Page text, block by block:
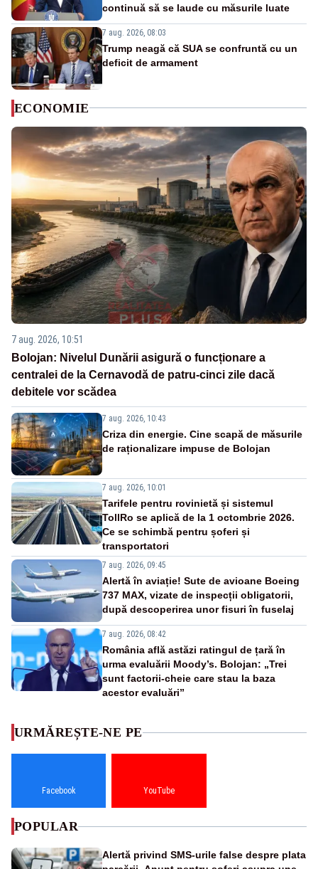
continuă să se laude cu măsurile luate
7 aug. 2026, 08:03
Trump neagă că SUA se confruntă cu un
deficit de armament
ECONOMIE
7 aug. 2026, 10:51
Bolojan: Nivelul Dunării asigură o funcționare a
centralei de la Cernavodă de patru-cinci zile dacă
debitele vor scădea
7 aug. 2026, 10:43
Criza din energie. Cine scapă de măsurile
de raționalizare impuse de Bolojan
7 aug. 2026, 10:01
Tarifele pentru rovinietă și sistemul
TollRo se aplică de la 1 octombrie 2026.
Ce se schimbă pentru șoferi și
transportatori
7 aug. 2026, 09:45
Alertă în aviație! Sute de avioane Boeing
737 MAX, vizate de inspecții obligatorii,
după descoperirea unor fisuri în fuselaj
7 aug. 2026, 08:42
România află astăzi ratingul de țară în
urma evaluării Moody’s. Bolojan: „Trei
sunt factorii-cheie care stau la baza
acestor evaluări”
URMĂREȘTE-NE PE
Facebook YouTube
POPULAR
Alertă privind SMS-urile false despre plata